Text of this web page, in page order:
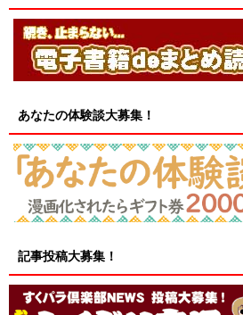
あなたの体験談大募集！
記事投稿大募集！